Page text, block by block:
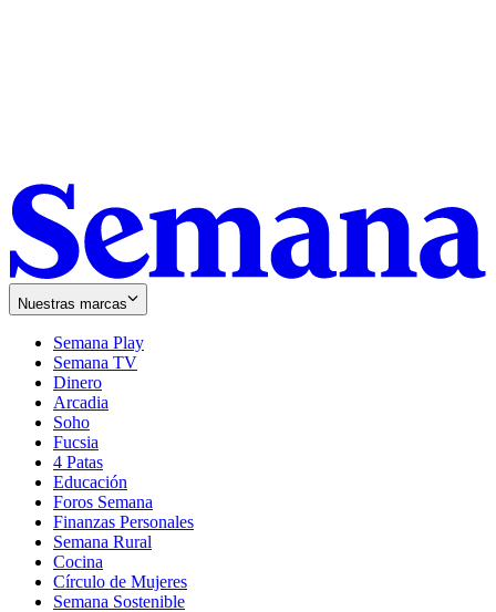
Nuestras marcas
Semana Play
Semana TV
Dinero
Arcadia
Soho
in
new
window
Fucsia
in
new
window
4 Patas
Educación
Foros Semana
Finanzas Personales
Semana Rural
Cocina
Círculo de Mujeres
Semana Sostenible